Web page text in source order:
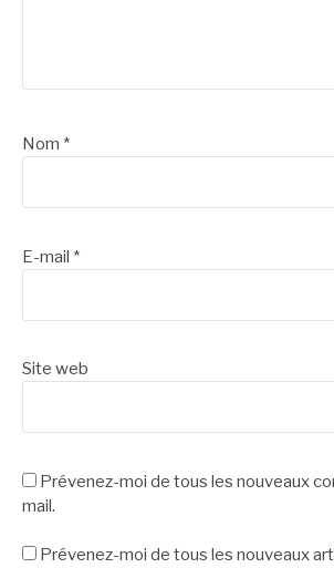
Nom *
E-mail *
Site web
Prévenez-moi de tous les nouveaux
mail.
Prévenez-moi de tous les nouveaux